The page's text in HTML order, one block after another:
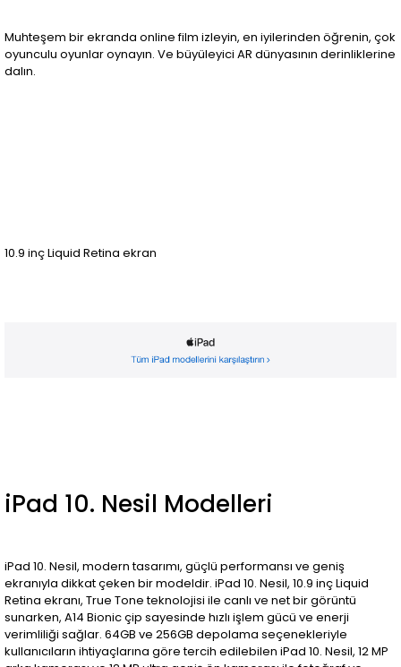
Muhteşem bir ekranda online film izleyin, en iyilerinden öğrenin, çok
oyunculu oyunlar oynayın. Ve büyüleyici AR dünyasının derinliklerine
dalın.
10.9 inç Liquid Retina ekran
iPad 10. Nesil Modelleri
iPad 10. Nesil, modern tasarımı, güçlü performansı ve geniş
ekranıyla dikkat çeken bir modeldir. iPad 10. Nesil, 10.9 inç Liquid
Retina ekranı, True Tone teknolojisi ile canlı ve net bir görüntü
sunarken, A14 Bionic çip sayesinde hızlı işlem gücü ve enerji
verimliliği sağlar. 64GB ve 256GB depolama seçenekleriyle
kullanıcıların ihtiyaçlarına göre tercih edilebilen iPad 10. Nesil, 12 MP